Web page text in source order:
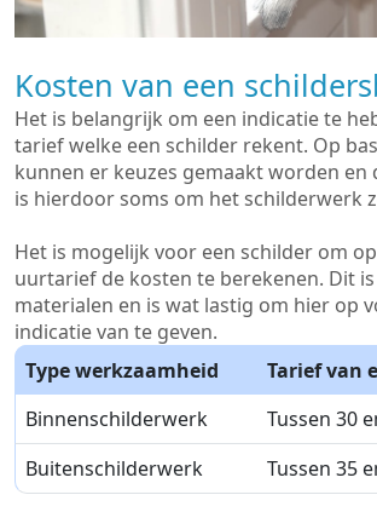
Kosten van een
Het is belangrijk om een indicatie te
tarief welke een schilder rekent. Op
kunnen er keuzes gemaakt worden en
is hierdoor soms om het schilderwerk
Het is mogelijk voor een schilder om
uurtarief de kosten te berekenen. Dit
materialen en is wat lastig om hier op
indicatie van te geven.
Type werkzaamheid
Tarief van
Binnenschilderwerk
Tussen 30
Buitenschilderwerk
Tussen 35